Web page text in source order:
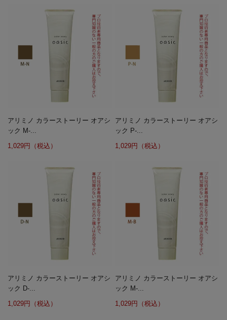
アリミノ カラーストーリー オアシ
ック M-...
1,029円（税込）
アリミノ カラーストーリー オアシ
ック P-...
1,029円（税込）
アリミノ カラーストーリー オアシ
ック D-...
1,029円（税込）
アリミノ カラーストーリー オアシ
ック M-...
1,029円（税込）